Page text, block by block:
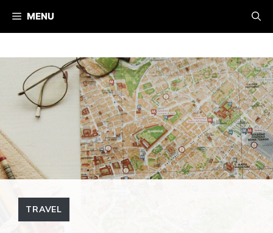
MENU
TRAVEL